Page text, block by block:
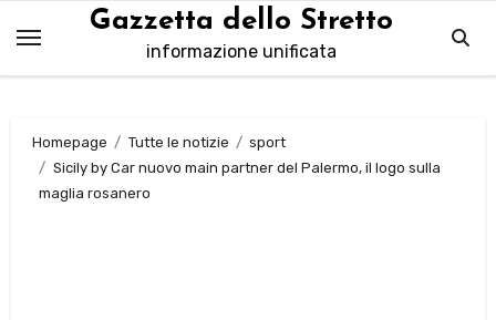
contenuto
Gazzetta dello Stretto
informazione unificata
Homepage Tutte le notizie
sport
Sicily by Car nuovo main partner del Palermo, il logo sulla
maglia rosanero